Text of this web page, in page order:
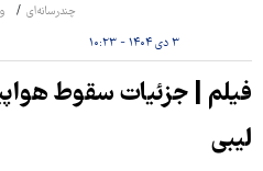
چندرسانه‌ای
۳ دی ۱۴۰۴ - ۱۰:۲۳
فیلم | جزئیات سقوط
لیبی